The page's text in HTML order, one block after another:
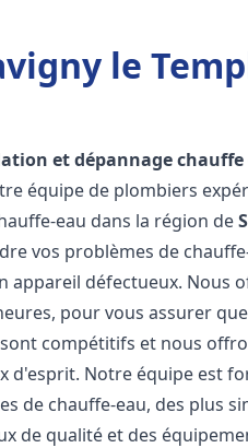
le
et dépannage chauffe
équipe de plombiers
eau dans la région de
vos problèmes de
défectueux. Nous
pour vous assurer
compétitifs et nous
d'esprit. Notre équipe est
de chauffe-eau, des plus
de qualité et des